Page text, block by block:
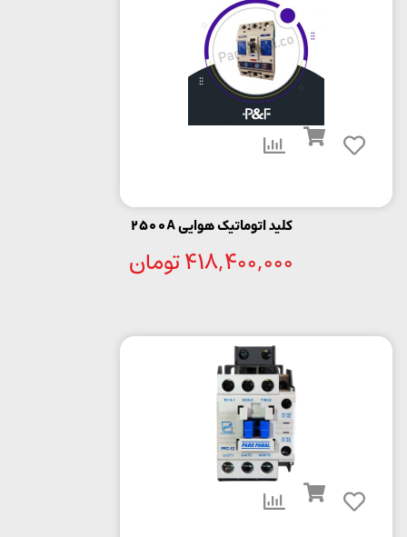
کلید اتوماتیک هوایی 2500A
418,400,000تومان